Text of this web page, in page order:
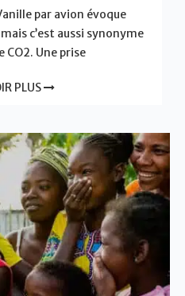
par avion évoque
c’est aussi synonyme
CO2. Une prise
PLUS